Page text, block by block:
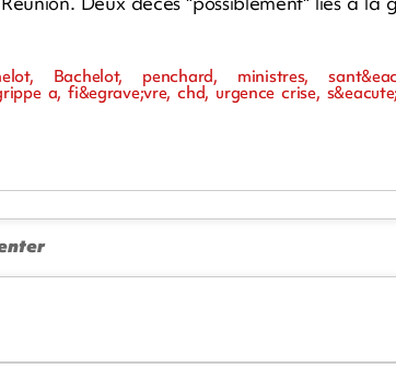
Bachelot, penchard, ministres,
a, fi&egrave;vre, chd, urgence crise,